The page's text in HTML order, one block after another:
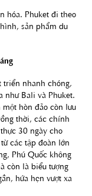
hóa. Phuket đi theo
sản phẩm du
triển nhanh chóng,
như Bali và Phuket.
hòn đảo còn lưu
thời, các chính
30 ngày cho
các tập đoàn lớn
Phú Quốc không
còn là biểu tượng
hứa hẹn vượt xa